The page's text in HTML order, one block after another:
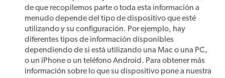
de que recopilemos parte o toda esta información a
menudo depende del tipo de dispositivo que esté
utilizando y su configuración. Por ejemplo, hay
diferentes tipos de información disponibles
dependiendo de si está utilizando una Mac o una PC,
o un iPhone o un teléfono Android. Para obtener más
información sobre lo que su dispositivo pone a nuestra